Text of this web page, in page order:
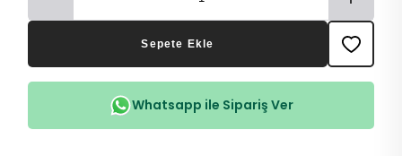
Sepete Ekle
Whatsapp ile Sipariş Ver